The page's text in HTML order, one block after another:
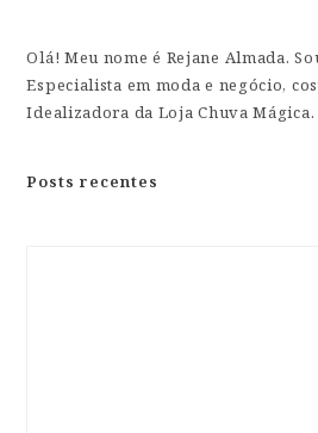
Olá! Meu nome é Rejane Almada.
Especialista em moda e negócio,
Idealizadora da Loja Chuva Mágica.
Posts recentes